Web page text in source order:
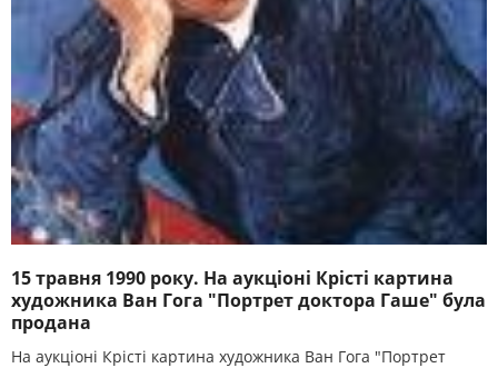
15 травня 1990 року. На аукціоні Крісті картина
художника Ван Гога "Портрет доктора Гаше" була
продана
На аукціоні Крісті картина художника Ван Гога "Портрет